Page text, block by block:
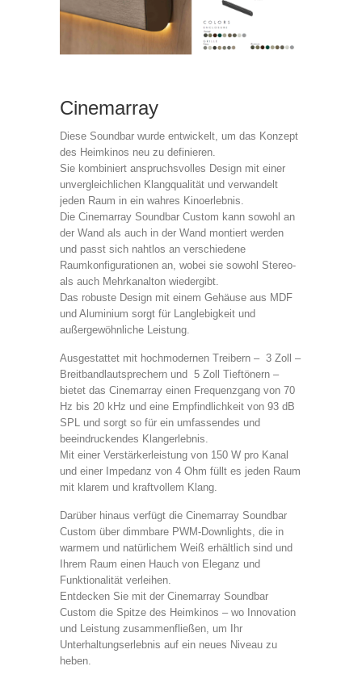
Cinemarray
Diese Soundbar wurde entwickelt, um das Konzept
des Heimkinos neu zu definieren.
Sie kombiniert anspruchsvolles Design mit einer
unvergleichlichen Klangqualität und verwandelt
jeden Raum in ein wahres Kinoerlebnis.
Die Cinemarray Soundbar Custom kann sowohl an
der Wand als auch in der Wand montiert werden
und passt sich nahtlos an verschiedene
Raumkonfigurationen an, wobei sie sowohl Stereo-
als auch Mehrkanalton wiedergibt.
Das robuste Design mit einem Gehäuse aus MDF
und Aluminium sorgt für Langlebigkeit und
außergewöhnliche Leistung.
Ausgestattet mit hochmodernen Treibern – 3 Zoll –
Breitbandlautsprechern und 5 Zoll Tieftönern –
bietet das Cinemarray einen Frequenzgang von 70
Hz bis 20 kHz und eine Empfindlichkeit von 93 dB
SPL und sorgt so für ein umfassendes und
beeindruckendes Klangerlebnis.
Mit einer Verstärkerleistung von 150 W pro Kanal
und einer Impedanz von 4 Ohm füllt es jeden Raum
mit klarem und kraftvollem Klang.
Darüber hinaus verfügt die Cinemarray Soundbar
Custom über dimmbare PWM-Downlights, die in
warmem und natürlichem Weiß erhältlich sind und
Ihrem Raum einen Hauch von Eleganz und
Funktionalität verleihen.
Entdecken Sie mit der Cinemarray Soundbar
Custom die Spitze des Heimkinos – wo Innovation
und Leistung zusammenfließen, um Ihr
Unterhaltungserlebnis auf ein neues Niveau zu
heben.